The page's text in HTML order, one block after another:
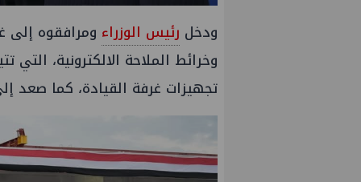
ودخل رئيس الوزراء ومرافقوه إلى
وخرائط الملاحة الالكترونية،
تجهيزات غرفة القيادة، كما صعد